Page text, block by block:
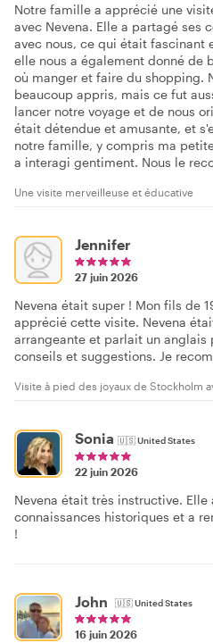
Notre famille a apprécié une
avec Nevena. Elle a partagé ses
avec nous, ce qui était fascinant
elle nous a également donné de
où manger et faire du shopping.
beaucoup appris, mais ce fut
lancer notre voyage et de nous
était détendue et amusante, et
notre famille, y compris ma
a interagi gentiment. Nous le
Une visite merveilleuse et éducative
Jennifer
27 juin 2026
Nevena était super ! Mon fils de
apprécié cette visite. Nevena
arrangeante et parlait un anglais
conseils et suggestions. Je
Visite à pied des joyaux de Stockholm
Sonia 🇺🇸United States
22 juin 2026
Nevena était très instructive. Elle
connaissances historiques et a
!
John 🇺🇸United States
16 juin 2026